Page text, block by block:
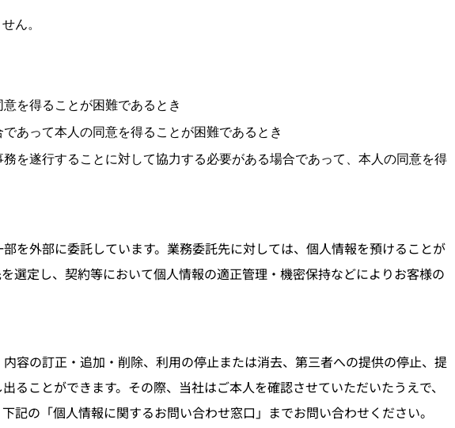
ん。
を得ることが困難であるとき
あって本人の同意を得ることが困難であるとき
を遂行することに対して協力する必要がある場合であって、本人の同意を得
を外部に委託しています。業務委託先に対しては、個人情報を預けることが
選定し、契約等において個人情報の適正管理・機密保持などによりお客様の
容の訂正・追加・削除、利用の停止または消去、第三者への提供の停止、提
ことができます。その際、当社はご本人を確認させていただいたうえで、
の「個人情報に関するお問い合わせ窓口」までお問い合わせください。